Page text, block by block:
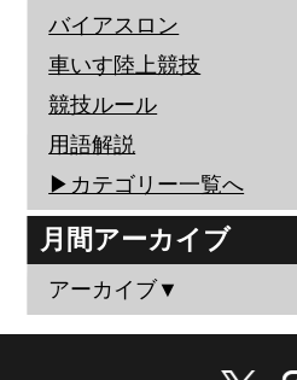
バイアスロン
車いす陸上競技
競技ルール
用語解説
▶︎カテゴリー一覧へ
月間アーカイブ
アーカイブ▼